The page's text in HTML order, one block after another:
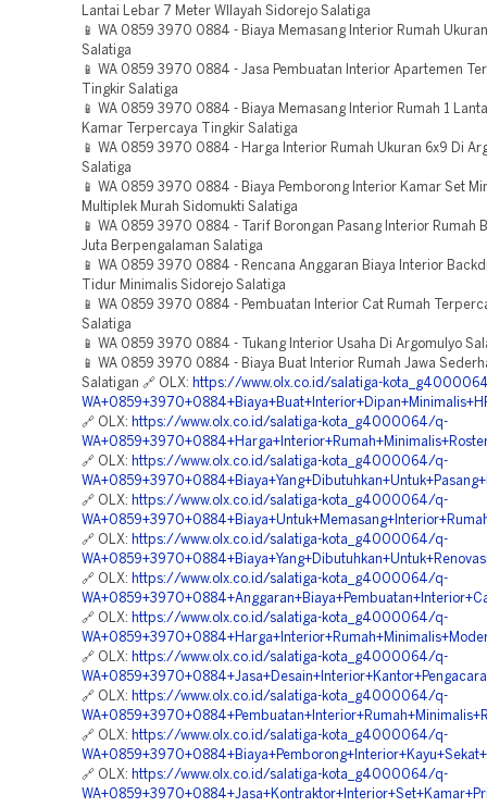
Lantai Lebar 7 Meter WIlayah Sidorejo Salatiga
📱 WA 0859 3970 0884 - Biaya Memasang Interior Rumah
Salatiga
📱 WA 0859 3970 0884 - Jasa Pembuatan Interior Apartemen
Tingkir Salatiga
📱 WA 0859 3970 0884 - Biaya Memasang Interior Rumah 1
Kamar Terpercaya Tingkir Salatiga
📱 WA 0859 3970 0884 - Harga Interior Rumah Ukuran 6x9 Di
Salatiga
📱 WA 0859 3970 0884 - Biaya Pemborong Interior Kamar Set
Multiplek Murah Sidomukti Salatiga
📱 WA 0859 3970 0884 - Tarif Borongan Pasang Interior Rumah
Juta Berpengalaman Salatiga
📱 WA 0859 3970 0884 - Rencana Anggaran Biaya Interior
Tidur Minimalis Sidorejo Salatiga
📱 WA 0859 3970 0884 - Pembuatan Interior Cat Rumah
Salatiga
📱 WA 0859 3970 0884 - Tukang Interior Usaha Di Argomulyo
📱 WA 0859 3970 0884 - Biaya Buat Interior Rumah Jawa
Salatigan 🔗 OLX: https://www.olx.co.id/salatiga-
🔗 OLX: https://www.olx.co.id/salatiga-kota_g4000064/q-
🔗 OLX: https://www.olx.co.id/salatiga-kota_g4000064/q-
🔗 OLX: https://www.olx.co.id/salatiga-kota_g4000064/q-
🔗 OLX: https://www.olx.co.id/salatiga-kota_g4000064/q-
🔗 OLX: https://www.olx.co.id/salatiga-kota_g4000064/q-
🔗 OLX: https://www.olx.co.id/salatiga-kota_g4000064/q-
🔗 OLX: https://www.olx.co.id/salatiga-kota_g4000064/q-
🔗 OLX: https://www.olx.co.id/salatiga-kota_g4000064/q-
🔗 OLX: https://www.olx.co.id/salatiga-kota_g4000064/q-
🔗 OLX: https://www.olx.co.id/salatiga-kota_g4000064/q-